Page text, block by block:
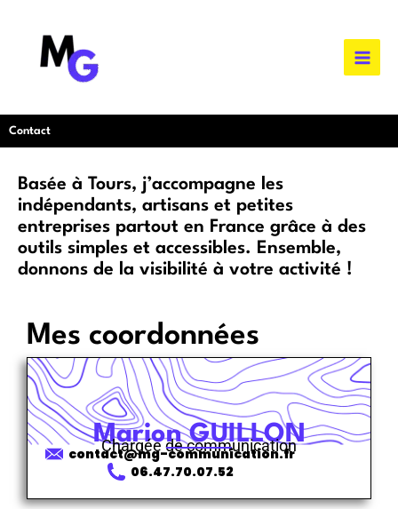
contenu
Contact
Basée à Tours, j’accompagne les
indépendants, artisans et petites
entreprises partout en France grâce à des
outils simples et accessibles. Ensemble,
donnons de la visibilité à votre activité !
Mes coordonnées
Marion GUILLON
Chargée de communication
contact@mg-communication.fr
06.47.70.07.52